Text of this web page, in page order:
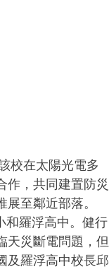
作，共同建置防災
至鄰近部落。
天災斷電問題，但
及羅浮高中校長邱